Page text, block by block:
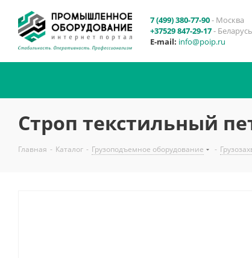
7 (499) 380-77-90- Москва
+37529 847-29-17- Беларусь
E-mail: info@poip.ru
Строп текстильный
Главная - Каталог - Грузоподъемное оборудование -